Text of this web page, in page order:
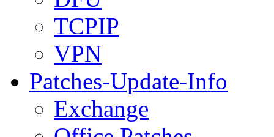
TCPIP
VPN
Patches-Update-Info
Exchange